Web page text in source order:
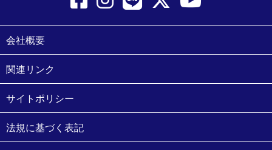
会社概要
関連リンク
サイトポリシー
法規に基づく表記